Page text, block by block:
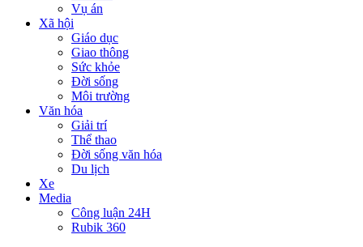
Vụ án
Xã hội
Giáo dục
Giao thông
Sức khỏe
Đời sống
Môi trường
Văn hóa
Giải trí
Thể thao
Đời sống văn hóa
Du lịch
Xe
Media
Công luận 24H
Rubik 360